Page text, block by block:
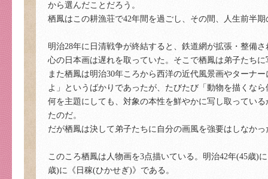
から選んだことだろう。
栖鳳はこの耕漁荘で42年間を過ごし、その間、人生前半
明治28年に日清戦争が終結すると、鉄道網が拡張・整備
心の日本画は遅れを取っていた。そこで栖鳳は弟子たち
また栖鳳は明治30年ころから西洋の近代風景画やターナ
よ」というばかりであったが、たびたび「動物を描くな
何を主題にしても、対象の本性を鮮やかに写し取ってい
たのだ。
だが栖鳳は決して弟子たちに自分の画風を強要はしなかっ
このころ栖鳳は人物画を3点描いている。明治42年(45歳)
歳)に《日稼(ひかせぎ)》である。